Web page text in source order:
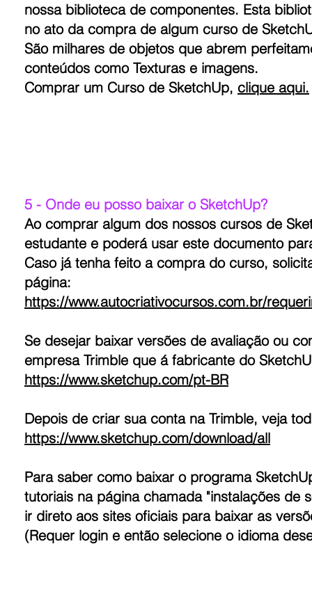
nossa biblioteca de componentes. Esta
no ato da compra de algum curso de
São milhares de objetos que abrem
conteúdos como Texturas e imagens.
Comprar um Curso de SketchUp, clique aqui.
5 - Onde eu posso baixar o SketchUp?
Ao comprar algum dos nossos cursos de
estudante e poderá usar este documento
Caso já tenha feito a compra do curso,
página:
https://www.autocriativocursos.com.br/
Se desejar baixar versões de avaliação ou
empresa Trimble que á fabricante do
https://www.sketchup.com/pt-BR
Depois de criar sua conta na Trimble, veja
https://www.sketchup.com/download/all
Para saber como baixar o programa
tutoriais na página chamada "instalações de
ir direto aos sites oficiais para baixar as
(Requer login e então selecione o idioma